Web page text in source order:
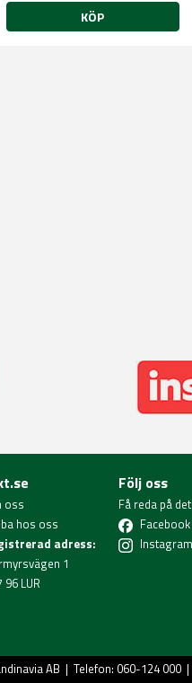
KÖP
oss
hos oss
adress:
1
96 LUR
Följ oss
Få reda på
Facebook
Instagram
AB | Telefon: 060-124 000 |